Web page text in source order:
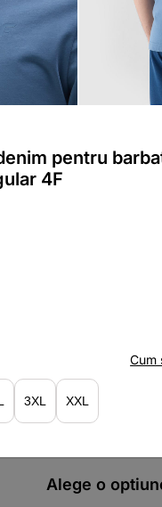
pentru
4F
XXL
3XL
Cum
Alege o